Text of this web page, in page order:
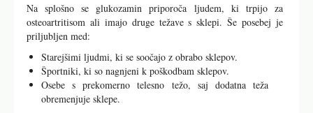
Na splošno se glukozamin priporoča ljudem, ki trpijo za
osteoartritisom ali imajo druge težave s sklepi. Še posebej je
priljubljen med:
Starejšimi ljudmi, ki se soočajo z obrabo sklepov.
Športniki, ki so nagnjeni k poškodbam sklepov.
Osebe s prekomerno telesno težo, saj dodatna teža
obremenjuje sklepe.